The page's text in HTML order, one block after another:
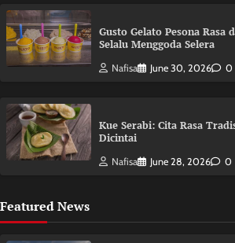
Gusto Gelato Pesona Rasa
Selalu Menggoda Selera
Nafisa June 30, 2026 0
Kue Serabi: Cita Rasa
Dicintai
Nafisa June 28, 2026 0
Featured News